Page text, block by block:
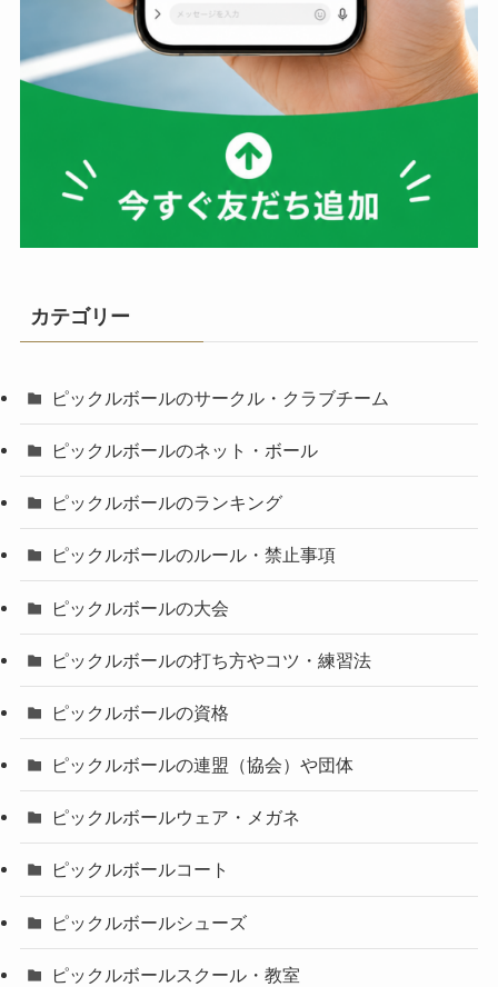
カテゴリー
ピックルボールのサークル・クラブチーム
ピックルボールのネット・ボール
ピックルボールのランキング
ピックルボールのルール・禁止事項
ピックルボールの大会
ピックルボールの打ち方やコツ・練習法
ピックルボールの資格
ピックルボールの連盟（協会）や団体
ピックルボールウェア・メガネ
ピックルボールコート
ピックルボールシューズ
ピックルボールスクール・教室